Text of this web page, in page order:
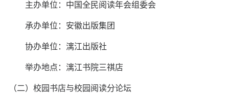
主办单位：中国全民阅读年会组委会
承办单位：安徽出版集团
协办单位：漓江出版社
举办地点：漓江书院三祺店
（二）校园书店与校园阅读分论坛